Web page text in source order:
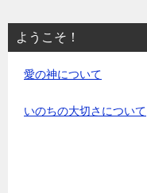
ようこそ！
愛の神について
いのちの大切さについて